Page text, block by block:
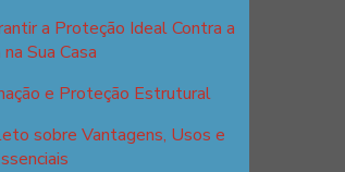
a Proteção Ideal Contra a
Sua Casa
e Proteção Estrutural
sobre Vantagens, Usos e